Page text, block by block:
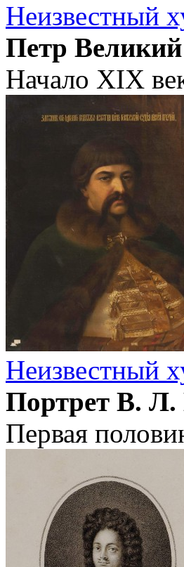
Неизвестный
Петр Великий
Начало XIX
Неизвестный
Портрет В. Л.
Первая